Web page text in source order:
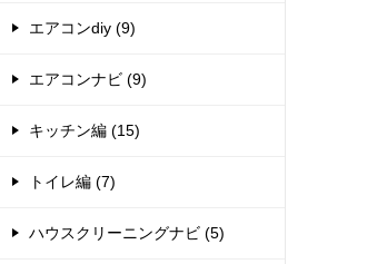
エアコンdiy (9)
エアコンナビ (9)
キッチン編 (15)
トイレ編 (7)
ハウスクリーニングナビ (5)